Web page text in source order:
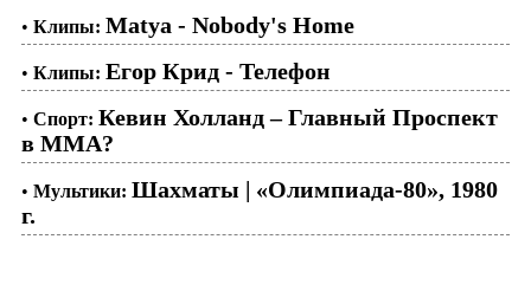
• Клипы: Matya - Nobody's Home
• Клипы: Егор Крид - Телефон
• Спорт: Кевин Холланд – Главный Проспект
в ММА?
• Мультики: Шахматы | «Олимпиада-80», 1980
г.